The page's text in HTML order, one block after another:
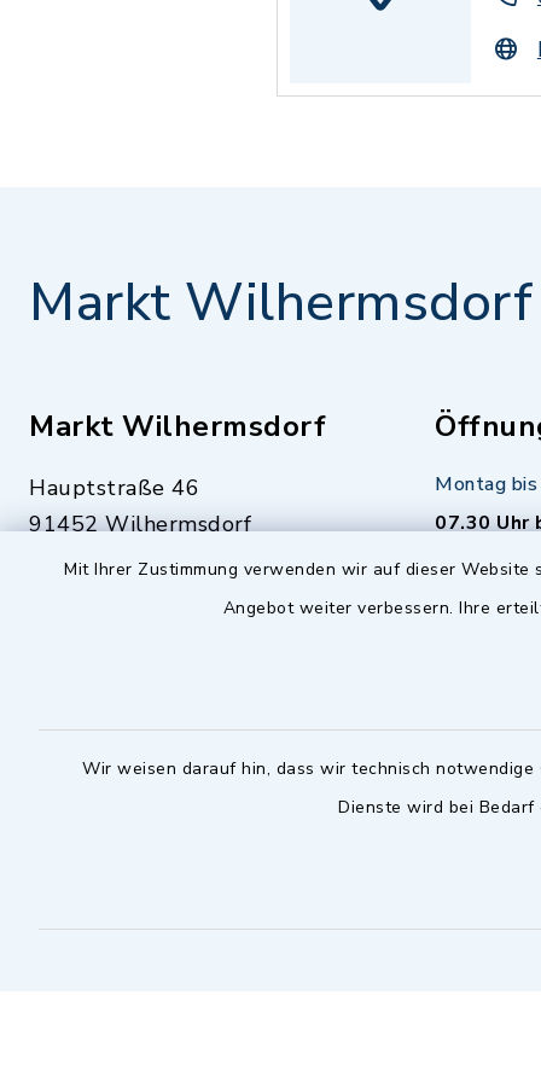
Mit Ihrer Zustimmung verwenden wir auf dieser
Angebot weiter verbessern. Ihre
Wir weisen darauf hin, dass wir technisch
Dienste wird bei
Markt Wilhermsdorf
Markt Wilhermsdorf
Hauptstraße 46
91452 Wilhermsdorf
09102 9958-0
09102 9958-111
Notfallnummer Bauhof
Montag
07.30 Uhr
Dienstag
16.30 bis
möglich -